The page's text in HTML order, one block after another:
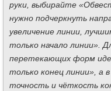
руки, выбирайте
нужно подчеркнуть
увеличение линии,
только начало линии».
перетекающих форм
только конец линии», а
точность и чёткость